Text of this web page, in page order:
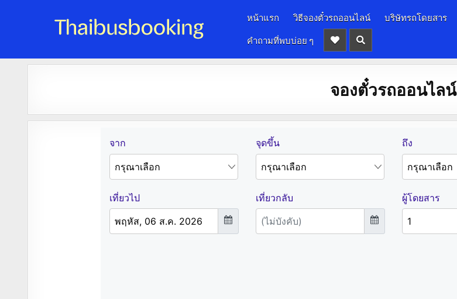
จองตั๋วรถออนไลน์ 24 ชั่วโมง
หน้าแรก วิธีจองตั๋วรถออนไลน์ บริษัทรถโดยสาร
คำถามที่พบบ่อย ๆ
จองตั๋วรถออนไลน์